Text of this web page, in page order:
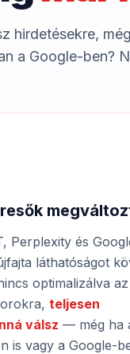
hirdetésekre,
a Google-ben?
Perplexity és
láthatóságot
optimalizálva
teljesen
válsz — még ha
is vagy a Google-